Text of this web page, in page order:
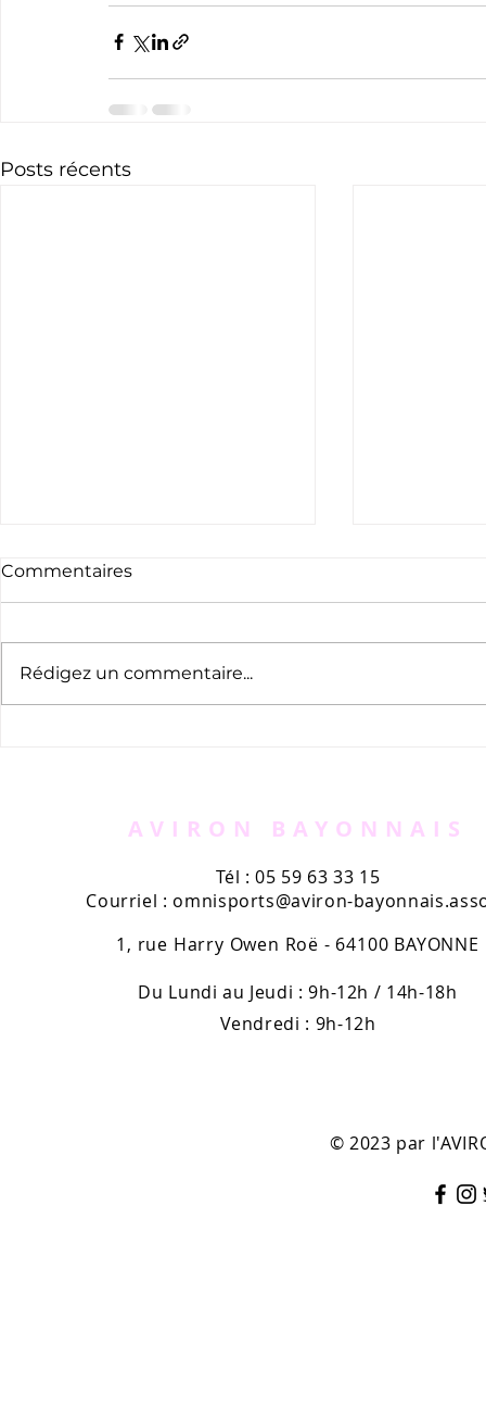
Posts récents
Commentaires
Rédigez un commentaire...
AVIRON BAYONNAIS
Tél : 05 59 63 33 15
Courriel : omnisports@aviron-
1, rue Harry Owen Roë - 64100 BAYONNE
Du Lundi au Jeudi : 9h-12h / 14h-18h
Vendredi : 9h-12h
© 2023 par